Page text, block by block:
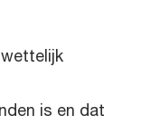
is en dat